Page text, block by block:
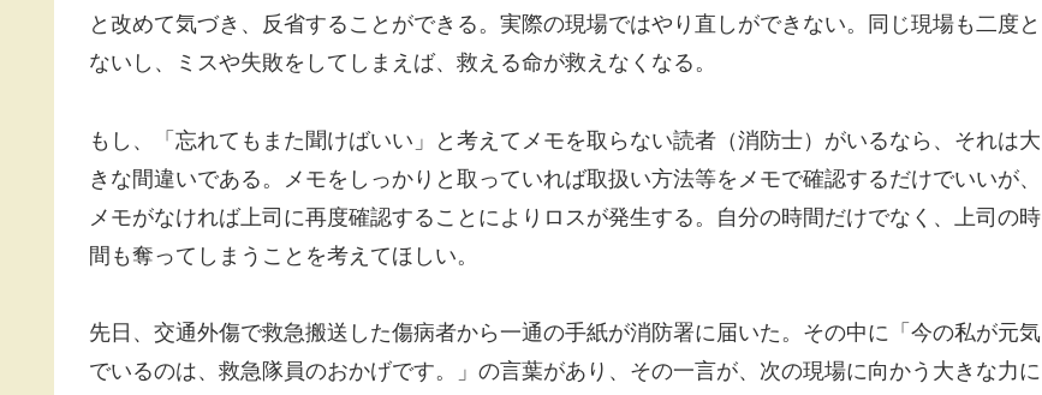
と改めて気づき、反省することができる。実際の現場ではやり直しができない。同じ現場も二度と
ないし、ミスや失敗をしてしまえば、救える命が救えなくなる。
もし、「忘れてもまた聞けばいい」と考えてメモを取らない読者（消防士）がいるなら、それは大
きな間違いである。メモをしっかりと取っていれば取扱い方法等をメモで確認するだけでいいが、
メモがなければ上司に再度確認することによりロスが発生する。自分の時間だけでなく、上司の時
間も奪ってしまうことを考えてほしい。
先日、交通外傷で救急搬送した傷病者から一通の手紙が消防署に届いた。その中に「今の私が元気
でいるのは、救急隊員のおかげです。」の言葉があり、その一言が、次の現場に向かう大きな力に